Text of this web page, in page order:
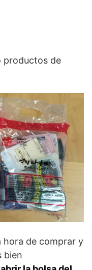
productos de
hora de comprar y
bien